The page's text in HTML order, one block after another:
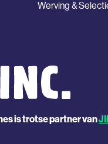
Werving &
is trotse partner van